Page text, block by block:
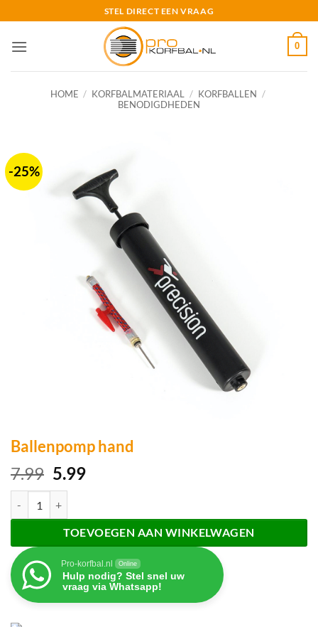
naar
inhoud
STEL DIRECT EEN VRAAG
0
HOME / KORFBALMATERIAAL / KORFBALLEN /
BENODIGDHEDEN
-25%
Ballenpomp hand
7.99 Oorspronkelijke
prijs
was:
7.99.
5.99Huidige
5.99.
TOEVOEGEN AAN WINKELWAGEN
Pro-korfbal.nl Online
Hulp nodig? Stel snel uw
vraag via Whatsapp!